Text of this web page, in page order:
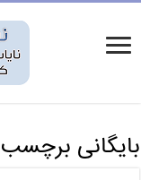
بایگانی